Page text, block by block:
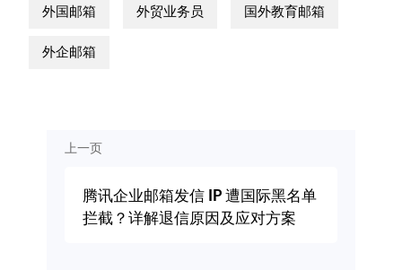
外国邮箱 外贸业务员 国外教育邮箱
外企邮箱
上一页
腾讯企业邮箱发信 IP 遭国际黑名单
拦截？详解退信原因及应对方案